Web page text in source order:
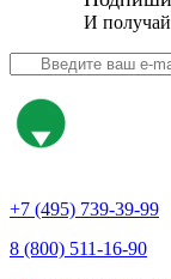
И
+7 (495) 739-39-99
8 (800) 511-16-90